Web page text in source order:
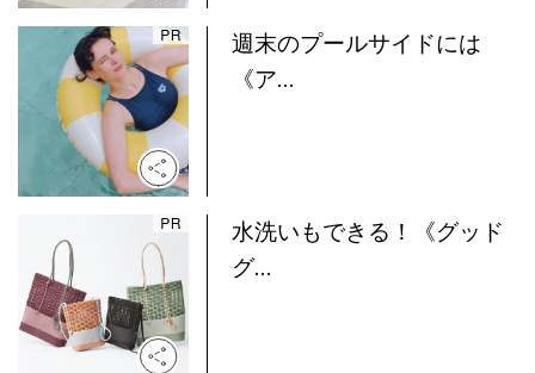
週末のプールサイドには
《ア...
水洗いもできる！《グッド
グ...